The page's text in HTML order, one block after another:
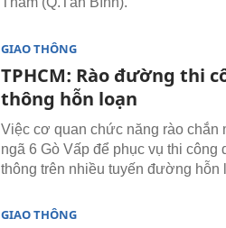
GIAO THÔNG
TPHCM: Rào đường thi
thông hỗn loạn
Việc cơ quan chức năng rào
ngã 6 Gò Vấp để phục vụ thi
thông trên nhiều tuyến đường hỗn
GIAO THÔNG